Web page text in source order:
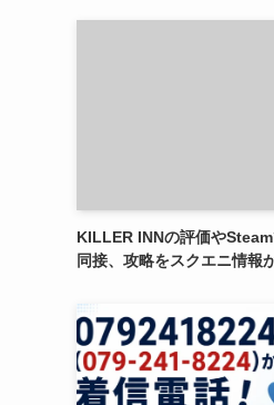
KILLER INNの評価やSteam
同接、攻略をスクエニ情報